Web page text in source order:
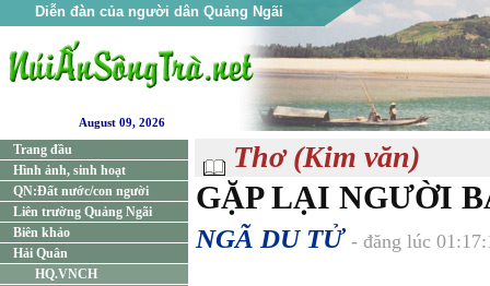
Diễn đàn của người dân Quảng Ngãi
August 09, 2026
Trang đầu
Hình ảnh, sinh hoạt
QN:Đất nước/con người
Liên trường Quảng Ngãi
Biên khảo
Hải Quân
HQ.VNCH
Thơ (Kim văn)
GẶP LẠI NGƯỜI
NGÃ DU TỬ - đăng lúc